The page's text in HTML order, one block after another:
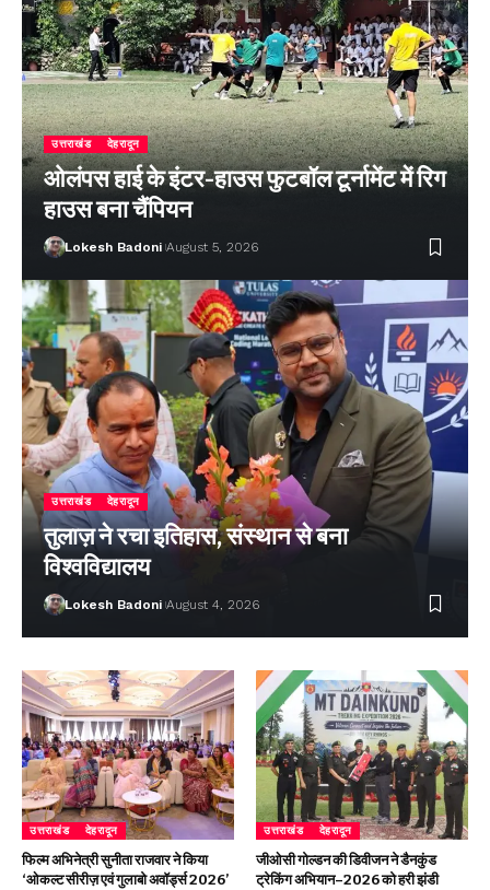
उत्तराखंड देहरादून
ओलंपस हाई के इंटर-हाउस फुटबॉल टूर्नामेंट में रिग
हाउस बना चैंपियन
Lokesh Badoni August 5, 2026
उत्तराखंड देहरादून
तुलाज़ ने रचा इतिहास, संस्थान से बना
विश्वविद्यालय
Lokesh Badoni August 4, 2026
उत्तराखंड देहरादून
फिल्म अभिनेत्री सुनीता राजवार ने किया
‘ओकल्ट सीरीज़ एवं गुलाबो अवॉर्ड्स 2026’
उत्तराखंड देहरादून
जीओसी गोल्डन की डिवीजन ने डैनकुंड
ट्रेकिंग अभियान–2026 को हरी झंडी